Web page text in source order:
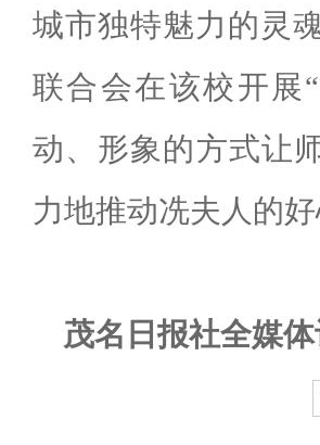
城市独特魅力的灵
联合会在该校开展“
动、形象的方式让
力地推动冼夫人的
茂名日报社全媒